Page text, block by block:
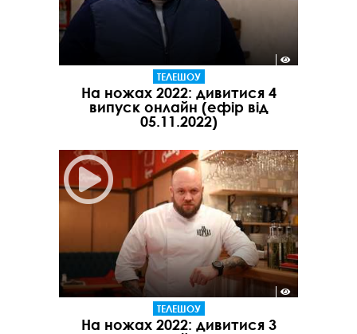
ТЕЛЕШОУ
На ножах 2022: дивитися 4
випуск онлайн (ефір від
05.11.2022)
ТЕЛЕШОУ
На ножах 2022: дивитися 3